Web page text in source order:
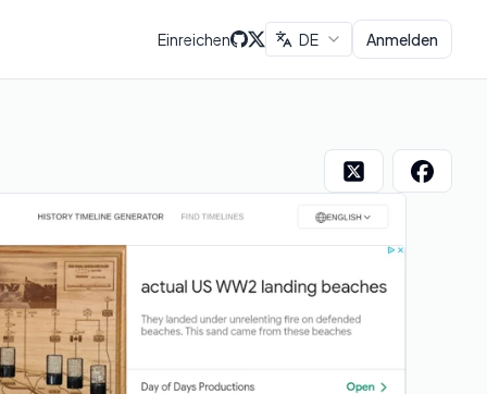
Einreichen DE Anmelden